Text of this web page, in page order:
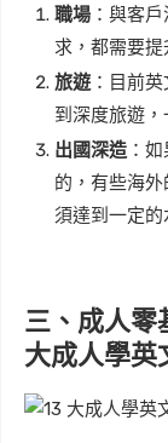
職場 ：與客
求，都需要
旅遊 ：目前
到深度旅遊
出國深造 ：
的，有些海
須達到一定
三、成人零
大成人學英